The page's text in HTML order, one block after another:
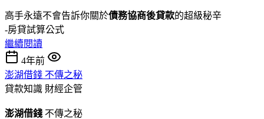
高手永遠不會告訴你關於債務協商後貸款的超級秘辛
-房貸試算公式
繼續閱讀
4年前
澎湖借錢 不傳之秘
貸款知識 財經企管
澎湖借錢 不傳之秘